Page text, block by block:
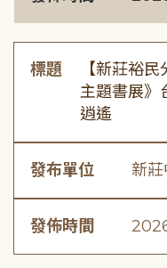
標題
【新莊裕
主題書展》
逍遙
發布單位 新莊
發佈時間